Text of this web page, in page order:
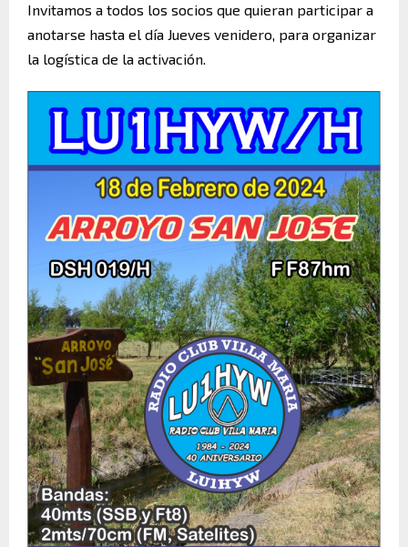
Invitamos a todos los socios que quieran participar a
anotarse hasta el día Jueves venidero, para organizar
la logística de la activación.